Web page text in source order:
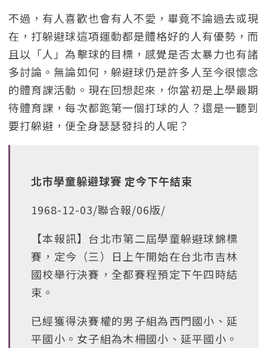
不過，有人喜歡也會有人不愛，畢竟不論過去或現
在，打躲避球這項運動都是體格好的人有優勢，而
且以「人」為擊球的目標，感覺是否太暴力也有諸
多討論。無論如何，躲避球仍是許多人至今很懷念
的體育課活動。現在回想起來，你當初是上學最期
待體育課，每次都跑第一個打球的人？還是一聽到
要打躲避，便全身瑟瑟發抖的人呢？
北市學童躲避球賽 定今下午結束
1968-12-03/聯合報/06版/
【本報訊】台北市第二屆學童躲避球錦標
賽，定今（三）日上午開始在台北市吉林
國校舉行決賽，全都賽程預定下午四時結
束。
已經獲得決賽權的男子組為西門國小、延
平國小。女子組為木柵國小、延平國小。